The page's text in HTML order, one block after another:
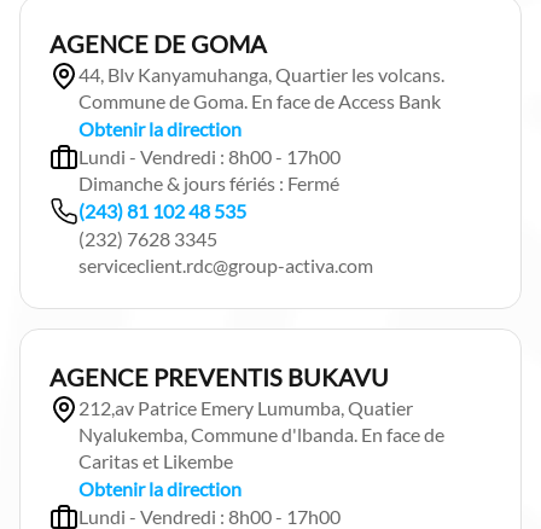
AGENCE DE GOMA
44, Blv Kanyamuhanga, Quartier les volcans.
Commune de Goma. En face de Access Bank
Obtenir la direction
Lundi - Vendredi : 8h00 - 17h00
Dimanche & jours fériés : Fermé
(243) 81 102 48 535
(232) 7628 3345
serviceclient.rdc@group-activa.com
AGENCE PREVENTIS BUKAVU
212,av Patrice Emery Lumumba, Quatier
Nyalukemba, Commune d'lbanda. En face de
Caritas et Likembe
Obtenir la direction
Lundi - Vendredi : 8h00 - 17h00